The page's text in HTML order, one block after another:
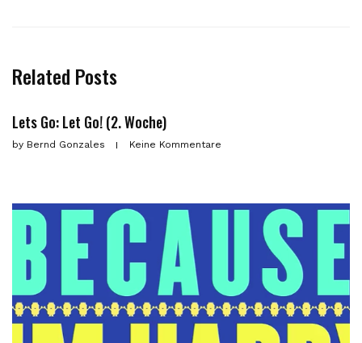
Related Posts
Lets Go: Let Go! (2. Woche)
by Bernd Gonzales Keine Kommentare